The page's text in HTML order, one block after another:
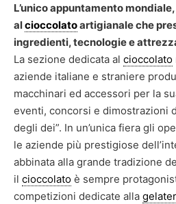
L’unico appuntamento
alcioccolatoartigianale che
ingredienti, tecnologie e
La sezione dedicata al cioccolato
aziende italiane e straniere
macchinari ed accessori per la
eventi, concorsi e dimostrazioni
degli dei”. In un’unica fiera gli
le aziende più prestigiose
abbinata alla grande tradizione
il cioccolato è sempre
competizioni dedicate alla